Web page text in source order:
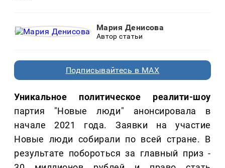
Мария Денисова
Автор статьи
Подписывайтесь в MAX
Уникальное политическое реалити-шоу
партия "Новые люди" анонсировала в
начале 2021 года. Заявки на участие
Новые люди собирали по всей стране. В
результате побороться за главный приз -